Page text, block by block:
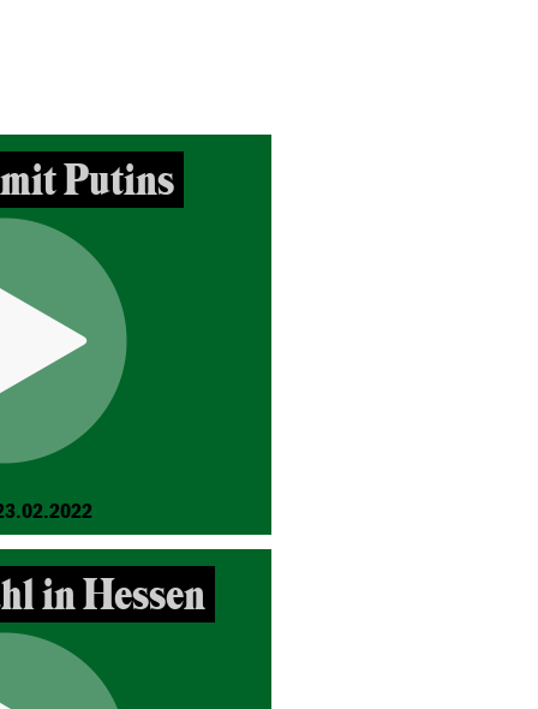
Putins
23.02.2022
in Hessen